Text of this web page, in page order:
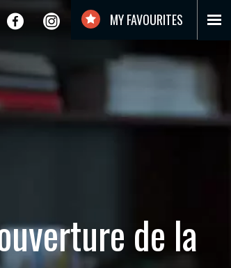
MY FAVOURITES
de la